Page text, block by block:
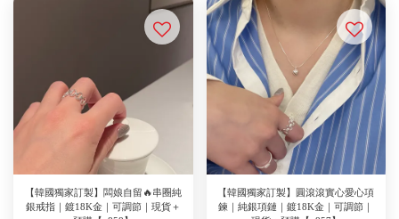
【韓國獨家訂製】闆娘自留🔥串圈純
銀戒指｜鍍18K金｜可調節｜現貨＋
【韓國獨家訂製】圓滾滾實心愛心項
鍊｜純銀項鏈｜鍍18K金｜可調節｜